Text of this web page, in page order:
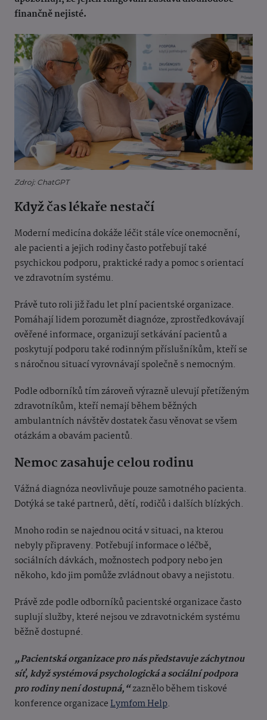
finančně nejisté.
Zdroj: ChatGPT
Když čas lékaře nestačí
Moderní medicína dokáže léčit stále více onemocnění,
ale pacienti a jejich rodiny často potřebují také
psychickou podporu, praktické rady a pomoc s orientací
ve zdravotním systému.
Právě tuto roli již řadu let plní pacientské organizace.
Pomáhají lidem porozumět diagnóze, zprostředkovávají
ověřené informace, organizují setkávání pacientů a
poskytují podporu také rodinným příslušníkům, kteří se
s náročnou situací vyrovnávají společně s nemocným.
Podle odborníků tím zároveň výrazně ulevují přetíženým
zdravotníkům, kteří nemají během běžných
ambulantních návštěv dostatek času věnovat se všem
otázkám a obavám pacientů.
Nemoc zasahuje celou rodinu
Vážná diagnóza neovlivňuje pouze samotného pacienta.
Dotýká se také partnerů, dětí, rodičů i dalších blízkých.
Mnoho rodin se najednou ocitá v situaci, na kterou
nebyly připraveny. Potřebují informace o léčbě,
sociálních dávkách, možnostech podpory nebo jen
někoho, kdo jim pomůže zvládnout obavy a nejistotu.
Právě zde podle odborníků pacientské organizace často
suplují služby, které nejsou ve zdravotnickém systému
běžně dostupné.
„Pacientská organizace pro nás představuje záchytnou
síť, když systémová psychologická a sociální podpora
pro rodiny není dostupná,“zaznělo během tiskové
konference organizaceLymfom Help.